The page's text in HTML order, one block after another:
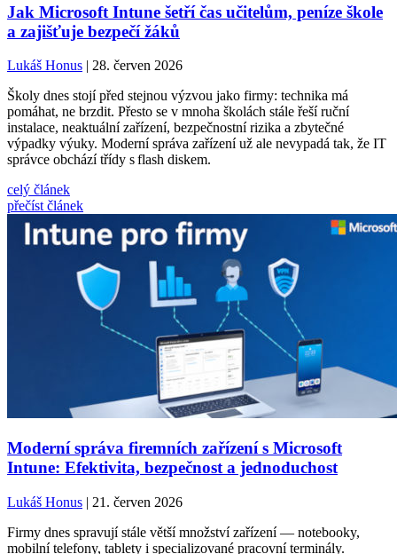
Jak Microsoft Intune šetří čas učitelům, peníze škole
a zajišťuje bezpečí žáků
Lukáš Honus | 28. červen 2026
Školy dnes stojí před stejnou výzvou jako firmy: technika má
pomáhat, ne brzdit. Přesto se v mnoha školách stále řeší ruční
instalace, neaktuální zařízení, bezpečnostní rizika a zbytečné
výpadky výuky. Moderní správa zařízení už ale nevypadá tak, že IT
správce obchází třídy s flash diskem.
celý článek
přečíst článek
Moderní správa firemních zařízení s Microsoft
Intune: Efektivita, bezpečnost a jednoduchost
Lukáš Honus | 21. červen 2026
Firmy dnes spravují stále větší množství zařízení — notebooky,
mobilní telefony, tablety i specializované pracovní terminály.